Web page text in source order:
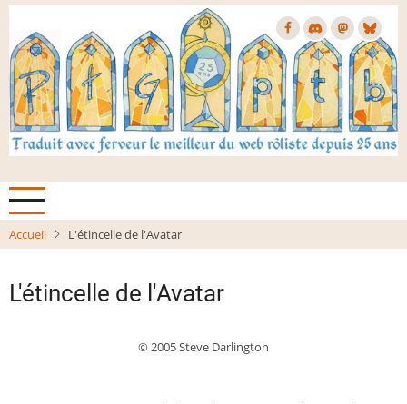
Aller
contenu
principal
Accueil L'étincelle de l'Avatar
L'étincelle de l'Avatar
© 2005 Steve Darlington